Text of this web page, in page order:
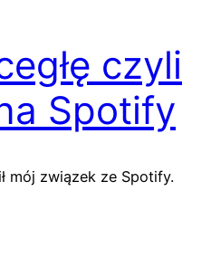
czyli
Spotify
mój związek ze Spotify.